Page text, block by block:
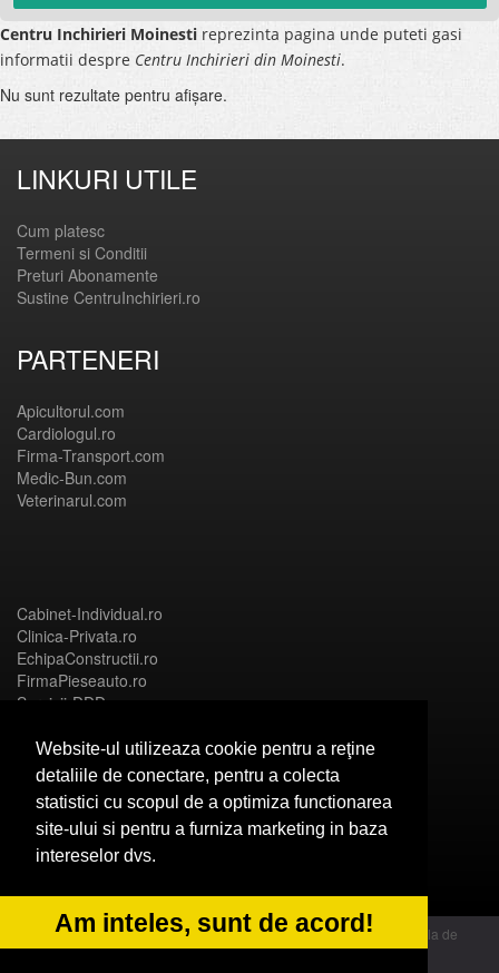
Website-ul utilizeaza cookie pentru a reţine
detaliile de conectare, pentru a colecta
statistici cu scopul de a optimiza functionarea
site-ului si pentru a furniza marketing in baza
intereselor dvs.
Am inteles, sunt de acord!
Centru Inchirieri Moinesti reprezinta pagina unde puteti gasi
informatii despre Centru Inchirieri din Moinesti.
Nu sunt rezultate pentru afişare.
LINKURI UTILE
Cum platesc
Termeni si Conditii
Preturi Abonamente
Sustine CentruInchirieri.ro
PARTENERI
Apicultorul.com
Cardiologul.ro
Firma-Transport.com
Medic-Bun.com
Veterinarul.com
Cabinet-Individual.ro
Clinica-Privata.ro
EchipaConstructii.ro
FirmaPieseauto.ro
Servicii-DDD.com
Birouri-Cadastru.ro
CramaVinuri.ro
FirmaTractariAuto.ro
© 2014 Powered by OdinMedia | este inscrisa la Autoritatea Nationala de